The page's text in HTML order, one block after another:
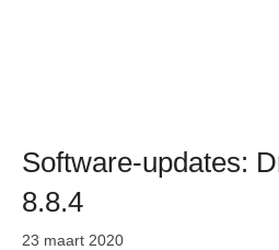
Software-updates:
8.8.4
23 maart 2020